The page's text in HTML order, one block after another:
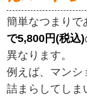
簡単なつまりで
で5,800円(税込)
異なります。
例えば、マンシ
詰まらしてしま